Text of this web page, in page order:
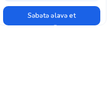
Səbətə əlavə et